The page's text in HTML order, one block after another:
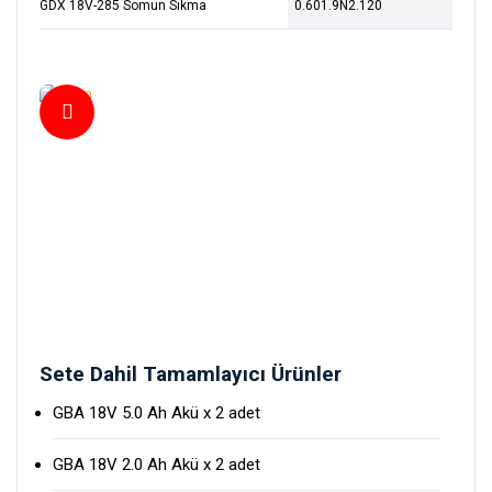
GDX 18V-285 Somun Sıkma 0.601.9N2.120
Sete Dahil Tamamlayıcı Ürünler
GBA 18V 5.0 Ah Akü x 2 adet
GBA 18V 2.0 Ah Akü x 2 adet